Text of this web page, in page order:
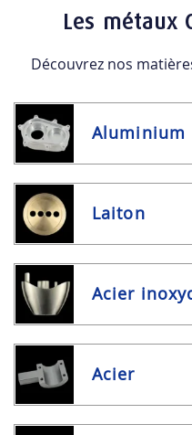
Les métaux
Découvrez nos
Aluminium
Laiton
Acier
Acier